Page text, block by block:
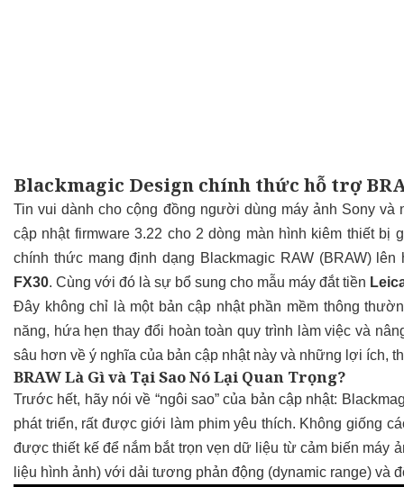
Blackmagic Design chính thức hỗ trợ
Tin vui dành cho cộng đồng người dùng máy ảnh Sony
cập nhật firmware 3.22 cho 2 dòng màn hình kiêm thiết bị
chính thức mang định dạng Blackmagic RAW (BRAW)
FX30. Cùng với đó là sự bổ sung cho mẫu máy đắt tiền
Đây không chỉ là một bản cập nhật phần mềm thông
năng, hứa hẹn thay đổi hoàn toàn quy trình làm việc và
sâu hơn về ý nghĩa của bản cập nhật này và những lợi ích,
BRAW Là Gì và Tại Sao Nó Lại Quan Trọng?
Trước hết, hãy nói về “ngôi sao” của bản cập nhật:
phát triển, rất được giới làm phim yêu thích. Không giống
được thiết kế để nắm bắt trọn vẹn dữ liệu từ cảm biến máy
liệu hình ảnh) với dải tương phản động (dynamic range) và